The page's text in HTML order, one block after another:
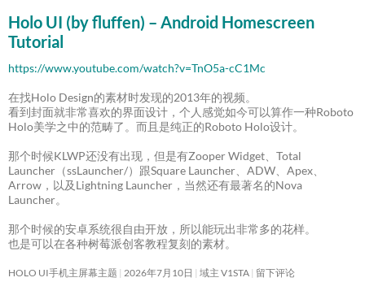
Holo UI (by fluffen) – Android Homescreen
Tutorial
https://www.youtube.com/watch?v=TnO5a-cC1Mc
在找Holo Design的素材时发现的2013年的视频。
看到封面就非常喜欢的界面设计，个人感觉如今可以算作一种Roboto
Holo美学之中的范畴了。而且是纯正的Roboto Holo设计。
那个时候KLWP还没有出现，但是有Zooper Widget、Total
Launcher（ssLauncher/）跟Square Launcher、ADW、Apex、
Arrow，以及Lightning Launcher，当然还有最著名的Nova
Launcher。
那个时候的安卓系统很自由开放，所以能玩出非常多的花样。
也是可以在各种树莓派创客教程复刻的素材。
HOLO UI手机主屏幕主题 2026年7月10日 域主 V1STA 留下评论